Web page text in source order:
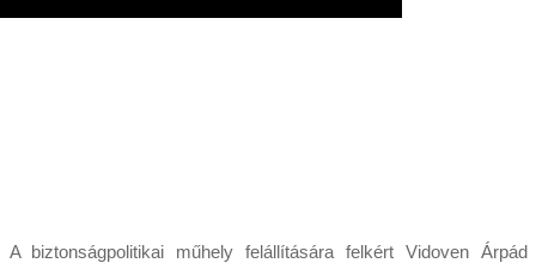
A biztonságpolitikai műhely felállítására felkért Vidoven Árpád